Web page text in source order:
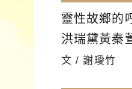
靈性故鄉的
洪瑞黛黃秦
文 / 謝璦竹